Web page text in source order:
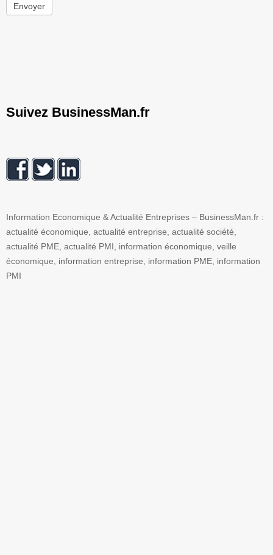
Envoyer
Suivez BusinessMan.fr
Information Economique & Actualité Entreprises – BusinessMan.fr :
actualité économique, actualité entreprise, actualité société,
actualité PME, actualité PMI, information économique, veille
économique, information entreprise, information PME, information
PMI